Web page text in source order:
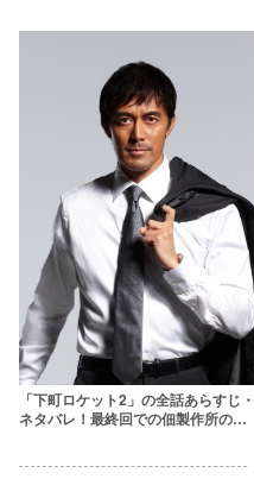
「下町ロケット2」の全話あらすじ・
ネタバレ！最終回での佃製作所の結